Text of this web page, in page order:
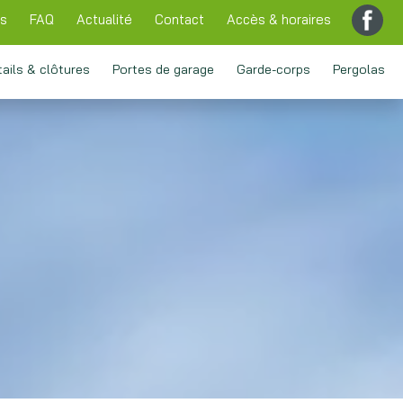
FAQ Actualité Contact Accès & horaires
& clôtures Portes de garage Garde-corps Pergolas